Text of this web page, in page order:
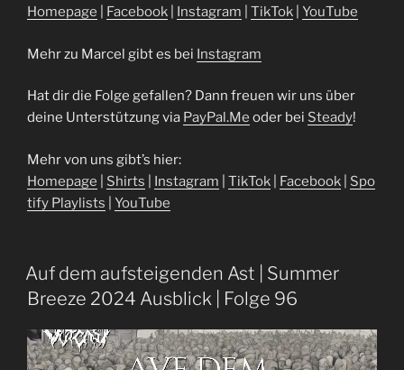
⁠⁠Homepage⁠⁠
⁠⁠Facebook⁠⁠ ⁠⁠Instagram⁠⁠ ⁠⁠TikTok⁠⁠ ⁠⁠YouTube⁠⁠
Mehr zu Marcel gibt es bei ⁠Instagram⁠
Hat dir die Folge gefallen? Dann freuen wir uns über
deine Unterstützung via ⁠⁠⁠⁠⁠⁠⁠⁠⁠⁠⁠PayPal.Me⁠⁠⁠⁠⁠⁠⁠⁠⁠⁠⁠ oder bei ⁠⁠⁠⁠⁠⁠⁠⁠⁠⁠⁠Steady⁠⁠⁠⁠⁠⁠⁠⁠⁠⁠⁠!
Mehr von uns gibt’s hier:
⁠⁠⁠⁠⁠⁠⁠⁠Homepage⁠⁠⁠⁠⁠⁠⁠⁠⁠⁠⁠
⁠⁠⁠⁠⁠⁠⁠⁠⁠⁠⁠Shirts⁠⁠⁠⁠⁠⁠⁠⁠⁠⁠⁠ ⁠⁠⁠⁠⁠⁠⁠⁠⁠⁠⁠Instagram⁠⁠⁠⁠⁠⁠⁠⁠⁠⁠⁠ ⁠⁠⁠⁠⁠⁠⁠⁠⁠⁠⁠TikTok⁠⁠⁠⁠⁠⁠⁠⁠⁠⁠⁠ ⁠⁠⁠⁠⁠⁠⁠⁠⁠⁠⁠Facebook⁠⁠⁠⁠⁠⁠⁠⁠⁠⁠⁠
⁠⁠⁠⁠⁠⁠⁠⁠⁠⁠⁠Spo
tify Playlists⁠⁠⁠⁠⁠⁠⁠⁠⁠⁠⁠
⁠⁠⁠⁠⁠⁠⁠⁠⁠⁠⁠YouTube⁠⁠
Auf dem aufsteigenden Ast | Summer
Breeze 2024 Ausblick | Folge 96